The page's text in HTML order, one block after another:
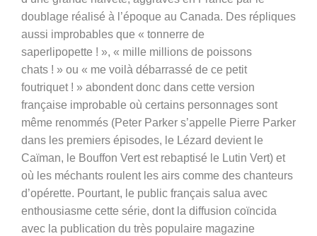
doublage réalisé à l’époque au Canada. Des répliques
aussi improbables que « tonnerre de
saperlipopette ! », « mille millions de poissons
chats ! » ou « me voilà débarrassé de ce petit
foutriquet ! » abondent donc dans cette version
française improbable où certains personnages sont
même renommés (Peter Parker s’appelle Pierre Parker
dans les premiers épisodes, le Lézard devient le
Caïman, le Bouffon Vert est rebaptisé le Lutin Vert) et
où les méchants roulent les airs comme des chanteurs
d’opérette. Pourtant, le public français salua avec
enthousiasme cette série, dont la diffusion coïncida
avec la publication du très populaire magazine